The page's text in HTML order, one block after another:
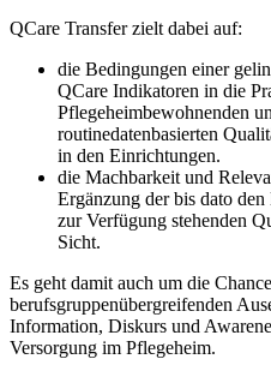
QCare Transfer zielt dabei auf:
die Bedingungen einer
QCare Indikatoren in die
Pflegeheimbewohnenden
routinedatenbasierten
in den Einrichtungen.
die Machbarkeit und
Ergänzung der bis dato
zur Verfügung stehenden
Sicht.
Es geht damit auch um die
berufsgruppenübergreifenden
Information, Diskurs und
Versorgung im Pflegeheim.